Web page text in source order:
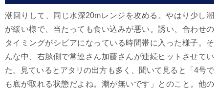
潮回りして、同じ水深20mレンジを攻める。やはり少し潮
が緩い様で、当たっても食い込みが悪い。誘い、合わせの
タイミングがシビアになっている時間帯に入った様子。そ
んな中、右舷側で常連さん加藤さんが連続ヒットさせてい
た。見ているとアタリの出方も多く、聞いて見ると「4号で
も底が取れる状態だよね。潮が無いです」とのこと。他の